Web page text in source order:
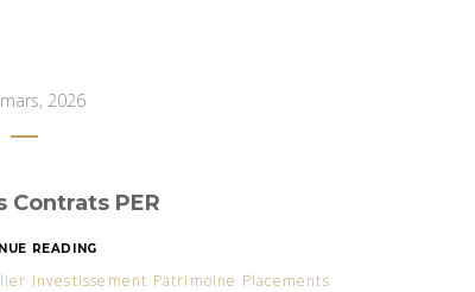
2026
Contrats PER
READING
Investissement Patrimoine Placements